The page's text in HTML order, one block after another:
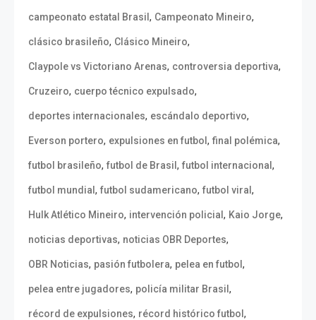
campeonato estatal Brasil , Campeonato Mineiro,
clásico brasileño, Clásico Mineiro,
Claypole vs Victoriano Arenas, controversia deportiva,
Cruzeiro, cuerpo técnico expulsado,
deportes internacionales, escándalo deportivo,
Everson portero, expulsiones en futbol , final polémica,
futbol brasileño, futbol de Brasil , futbol internacional ,
futbol mundial , futbol sudamericano, futbol viral ,
Hulk Atlético Mineiro, intervención policial , Kaio Jorge,
noticias deportivas, noticias OBR Deportes,
OBR Noticias, pasión futbolera, pelea en futbol ,
pelea entre jugadores, policía militar Brasil ,
récord de expulsiones, récord histórico futbol ,